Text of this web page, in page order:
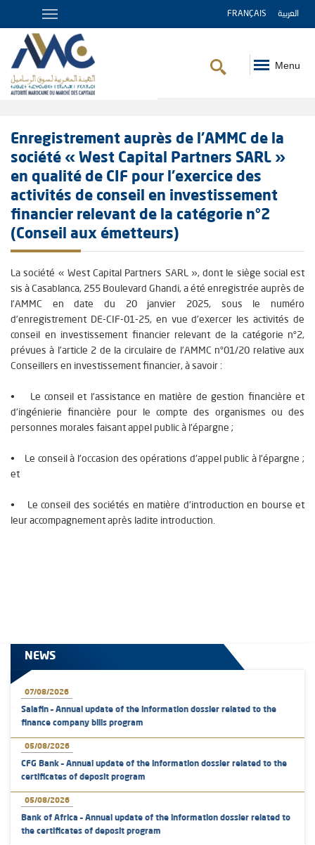
FRANÇAIS العربية
Menu
Enregistrement auprès de l’AMMC de la
société « West Capital Partners SARL »
en qualité de CIF pour l’exercice des
activités de conseil en investissement
financier relevant de la catégorie n°2
(Conseil aux émetteurs)
La société « West Capital Partners SARL », dont le siège social est
sis à Casablanca, 255 Boulevard Ghandi, a été enregistrée auprès de
l’AMMC en date du 20 janvier 2025, sous le numéro
d’enregistrement DE-CIF-01-25, en vue d’exercer les activités de
conseil en investissement financier relevant de la catégorie n°2,
prévues à l’article 2 de la circulaire de l’AMMC n°01/20 relative aux
Conseillers en investissement financier, à savoir :
• Le conseil et l'assistance en matière de gestion financière et
d'ingénierie financière pour le compte des organismes ou des
personnes morales faisant appel public à l'épargne ;
• Le conseil à l'occasion des opérations d'appel public à l'épargne ;
et
• Le conseil des sociétés en matière d'introduction en bourse et
leur accompagnement après ladite introduction.
NEWS
07/08/2026
Salafin – Annual update of the information dossier related to the
finance company bills program
05/08/2026
CFG Bank – Annual update of the information dossier related to the
certificates of deposit program
05/08/2026
Bank of Africa – Annual update of the information dossier related to
the certificates of deposit program